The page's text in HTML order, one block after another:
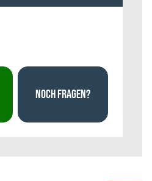
NOCH FRAGEN?